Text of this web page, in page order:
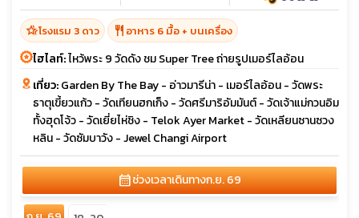
hotel_classโรงแรม 3 ดาว restaurant อาหาร 6 มื้อ + บนเครื่อง
ไฮไลท์:ไหว้พระ 9 วัดดัง ชม Super Tree ถ่ายรูปเมอร์ไลอ้อน
เที่ยว:Garden By The Bay - อ่าวมารีน่า - เมอร์ไลอ้อน - วัดพระ
ธาตุเขี้ยวแก้ว - วัดเทียนฮกเก็ง - วัดศรีมาริอัมมันต์ - วัดเจ้าแม่กวนอิม
ทั้งฮุดโจ้ว - วัดเยี่ยไห่ชิง - Telok Ayer Market - วัดเหลียนซานซวง
หลิน - วัดซัมบาวัง - Jewel Changi Airport
calendar_monthช่วงเวลาเดินทางก.ย. 69